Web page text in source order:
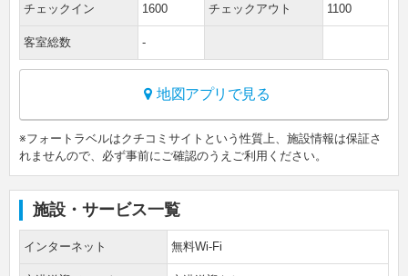
チェックイン 1600 チェックアウト 1100
客室総数 -
地図アプリで見る
※フォートラベルはクチコミサイトという性質上、施設情報は保証さ
れませんので、必ず事前にご確認のうえご利用ください。
施設・サービス一覧
インターネット 無料Wi-Fi